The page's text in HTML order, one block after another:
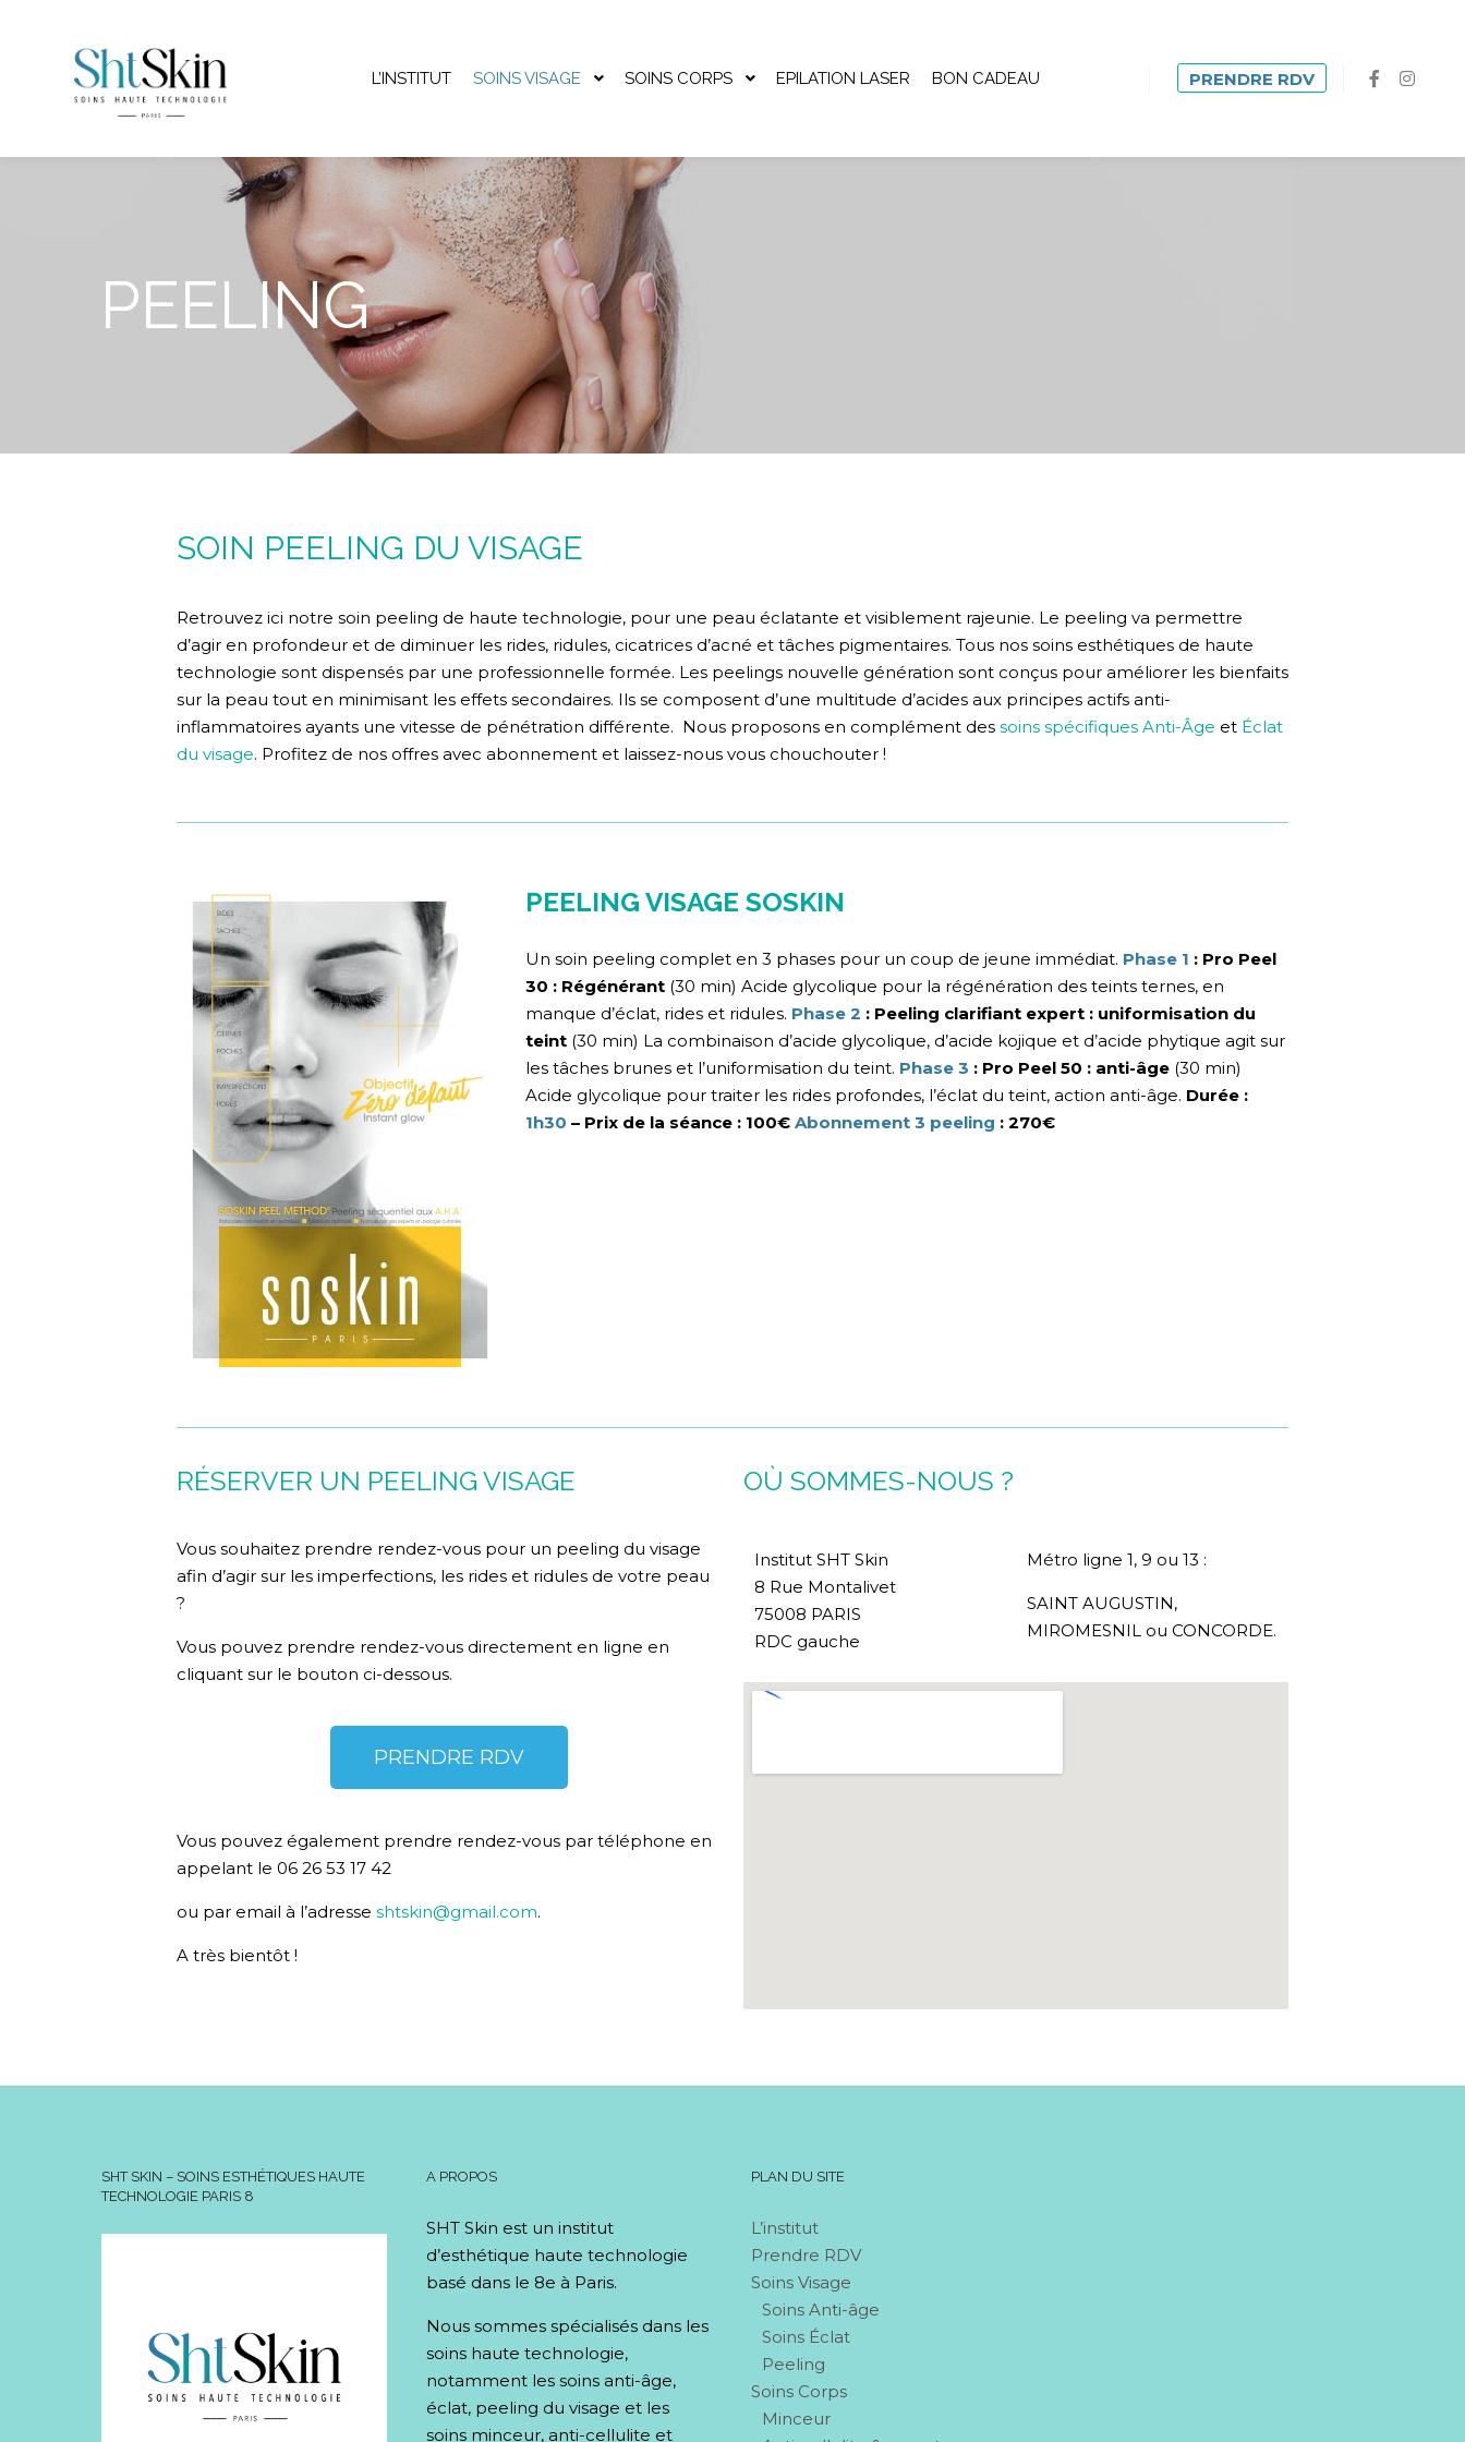
L’INSTITUT SOINS VISAGE SOINS CORPS EPILATION LASER BON CADEAU PRENDRE RDV
PEELING
SOIN PEELING DU VISAGE
Retrouvez ici notre soin peeling de haute technologie, pour une peau éclatante et visiblement rajeunie. Le peeling va permettre
d’agir en profondeur et de diminuer les rides, ridules, cicatrices d’acné et tâches pigmentaires. Tous nos soins esthétiques de haute
technologie sont dispensés par une professionnelle formée. Les peelings nouvelle génération sont conçus pour améliorer les bienfaits
sur la peau tout en minimisant les effets secondaires. Ils se composent d’une multitude d’acides aux principes actifs anti-
inflammatoires ayants une vitesse de pénétration différente. Nous proposons en complément des soins spécifiques Anti-Âge et Éclat
du visage. Profitez de nos offres avec abonnement et laissez-nous vous chouchouter !
PEELING VISAGE SOSKIN
Un soin peeling complet en 3 phases pour un coup de jeune immédiat. Phase 1 : Pro Peel
30 : Régénérant (30 min) Acide glycolique pour la régénération des teints ternes, en
manque d’éclat, rides et ridules. Phase 2 : Peeling clarifiant expert : uniformisation du
teint (30 min) La combinaison d’acide glycolique, d’acide kojique et d’acide phytique agit sur
les tâches brunes et l’uniformisation du teint. Phase 3 : Pro Peel 50 : anti-âge (30 min)
Acide glycolique pour traiter les rides profondes, l’éclat du teint, action anti-âge. Durée :
1h30 – Prix de la séance : 100€ Abonnement 3 peeling : 270€
RÉSERVER UN PEELING VISAGE
Vous souhaitez prendre rendez-vous pour un peeling du visage
afin d’agir sur les imperfections, les rides et ridules de votre peau
?
Vous pouvez prendre rendez-vous directement en ligne en
cliquant sur le bouton ci-dessous.
PRENDRE RDV
Vous pouvez également prendre rendez-vous par téléphone en
appelant le 06 26 53 17 42
ou par email à l’adresse shtskin@gmail.com.
A très bientôt !
OÙ SOMMES-NOUS ?
Institut SHT Skin
8 Rue Montalivet
75008 PARIS
RDC gauche
Métro ligne 1, 9 ou 13 :
SAINT AUGUSTIN,
MIROMESNIL ou CONCORDE.
SHT SKIN – SOINS ESTHÉTIQUES HAUTE
TECHNOLOGIE PARIS 8
A PROPOS
SHT Skin est un institut
d’esthétique haute technologie
basé dans le 8e à Paris.
Nous sommes spécialisés dans les
soins haute technologie,
notamment les soins anti-âge,
éclat, peeling du visage et les
soins minceur, anti-cellulite et
PLAN DU SITE
L’institut
Prendre RDV
Soins Visage
Soins Anti-âge
Soins Éclat
Peeling
Soins Corps
Minceur